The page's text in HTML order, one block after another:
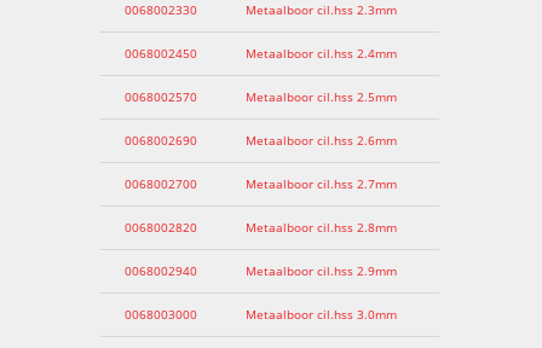
0068002330 Metaalboor cil.hss 2.3mm
0068002450 Metaalboor cil.hss 2.4mm
0068002570 Metaalboor cil.hss 2.5mm
0068002690 Metaalboor cil.hss 2.6mm
0068002700 Metaalboor cil.hss 2.7mm
0068002820 Metaalboor cil.hss 2.8mm
0068002940 Metaalboor cil.hss 2.9mm
0068003000 Metaalboor cil.hss 3.0mm